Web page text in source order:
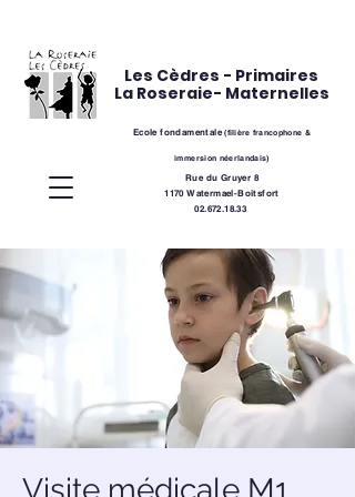
Ecole fondamentale(filière francophone &
immersion néerlandais)
Rue du Gruyer 8
1170 Watermael-Boitsfort
02.672.18.33
Les Cèdres - Primaires
La Roseraie- Maternelles